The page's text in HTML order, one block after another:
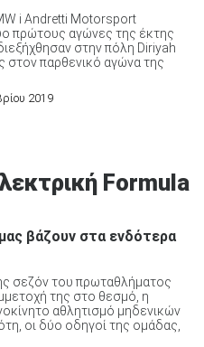
i Andretti Motorsport
πρώτους αγώνες της έκτης
στην πόλη Diriyah
στον παρθενικό αγώνα της
2019
Formula
βάζουν στα ενδότερα
σεζόν του πρωταθλήματος
της στο θεσμό, η
αθλητισμό μηδενικών
οι δύο οδηγοί της ομάδας,